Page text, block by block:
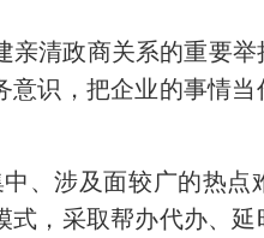
清政商关系的重要
识，把企业的事情
、涉及面较广的热点
，采取帮办代办、